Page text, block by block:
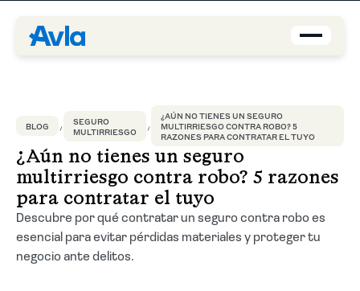
Brokers
Asegurados
Quiénes Somos
BLOG
SEGURO
MULTIRRIESGO
¿AÚN NO TIENES UN SEGURO
MULTIRRIESGO CONTRA ROBO? 5
RAZONES PARA CONTRATAR EL TUYO
¿Aún no tienes un seguro
multirriesgo contra robo? 5 razones
para contratar el tuyo
Descubre por qué contratar un seguro contra robo es
esencial para evitar pérdidas materiales y proteger tu
negocio ante delitos.